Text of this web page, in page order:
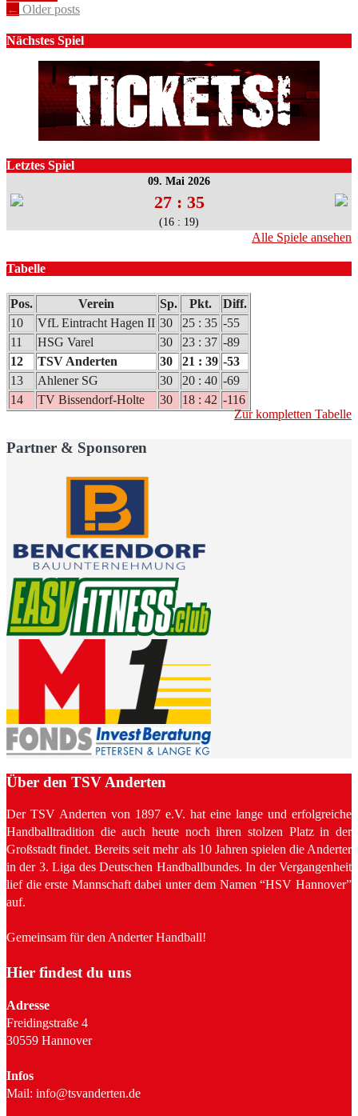
in
Folge”
Posts
navigation
← Older posts
Nächstes Spiel
Letztes Spiel
09. Mai 2026
27 : 35
(16 : 19)
Alle Spiele ansehen
Tabelle
Pos. Verein Sp. Pkt.
Diff.
10
VfL Eintracht Hagen II 30 25 : 35 -55
11
HSG Varel 30 23 : 37 -89
12
TSV Anderten 30 21 : 39 -53
13
Ahlener SG 30 20 : 40 -69
14
TV Bissendorf-Holte 30 18 : 42 -116
Zur kompletten Tabelle
Partner & Sponsoren
Über den TSV Anderten
Der TSV Anderten von 1897 e.V. hat eine lange und erfolgreiche
Handballtradition die auch heute noch ihren stolzen Platz in der
Großstadt findet. Bereits seit mehr als 10 Jahren spielen die Anderter
in der 3. Liga des Deutschen Handballbundes. In der Vergangenheit
lief die erste Mannschaft dabei unter dem Namen “HSV Hannover”
auf.
Gemeinsam für den Anderter Handball!
Hier findest du uns
Adresse
Freidingstraße 4
30559 Hannover
Infos
Mail: info@tsvanderten.de